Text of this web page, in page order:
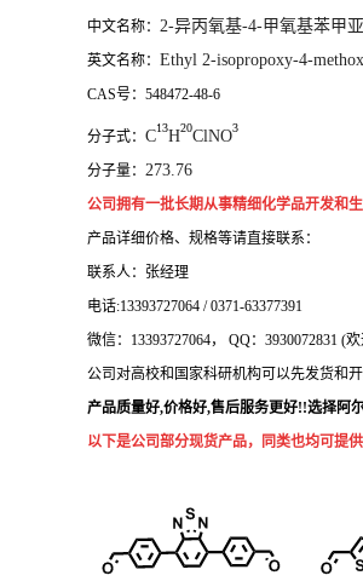
中文名称： 2-异丙氧基-4-甲氧基苯甲
英文名称： Ethyl 2-isopropoxy-4-
CAS号：548472-48-6
分子式： C13H20ClNO3
分子量： 273.76
公司拥有一批长期从事精细化学品开发和
产品详细价格、规格等请直接联系：
联系人：张经理
电话:13393727064 /0371-63377391
微信：13393727064， QQ： 3930072831 (
公司对高校和国家科研机构可以先发货和
产品质量好,价格好,售后服务更好!!选择阿
以下是公司部分现货产品，同类也均可提